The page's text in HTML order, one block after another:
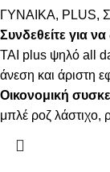
ΓΥΝΑΙΚΑ, PLUS,
Συνδεθείτε για να
ΤΑΙ plus ψηλό all
άνεση και άριστη
Οικονομική
μπλέ ροζ λάστιχο,